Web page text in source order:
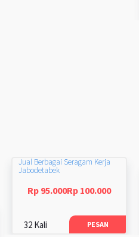
Jual Berbagai Seragam Kerja
Jabodetabek
Rp 95.000Rp 100.000
32 Kali PESAN